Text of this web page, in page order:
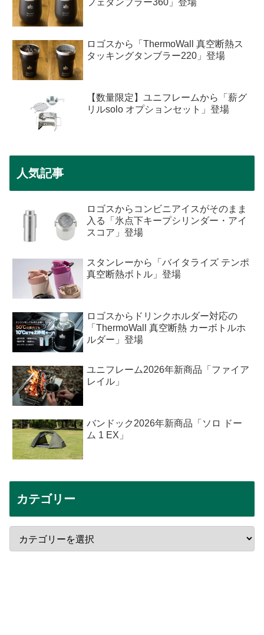
フェタンブラー360」登場
ロゴスから「ThermoWall 真空断熱ス
タッキングタンブラー220」登場
【数量限定】ユニフレームから「薪グ
リルsolo オプションセット」登場
人気記事
ロゴスからコンビニアイスがそのまま
入る「氷点下キープシリンダー・アイ
スコア」登場
スタンレーから「バイタライズ テンポ
真空断熱ボトル」登場
ロゴスからドリンクホルダー対応の
「ThermoWall 真空断熱 カーボトルホ
ルダー」登場
ユニフレーム2026年新商品「ファイア
レイル」
バンドック2026年新商品「ソロ ドー
ム 1 EX」
カテゴリー